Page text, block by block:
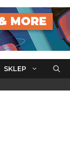
SKLEP